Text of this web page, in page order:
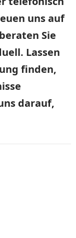
uns auf
Sie
Lassen
finden,
darauf,